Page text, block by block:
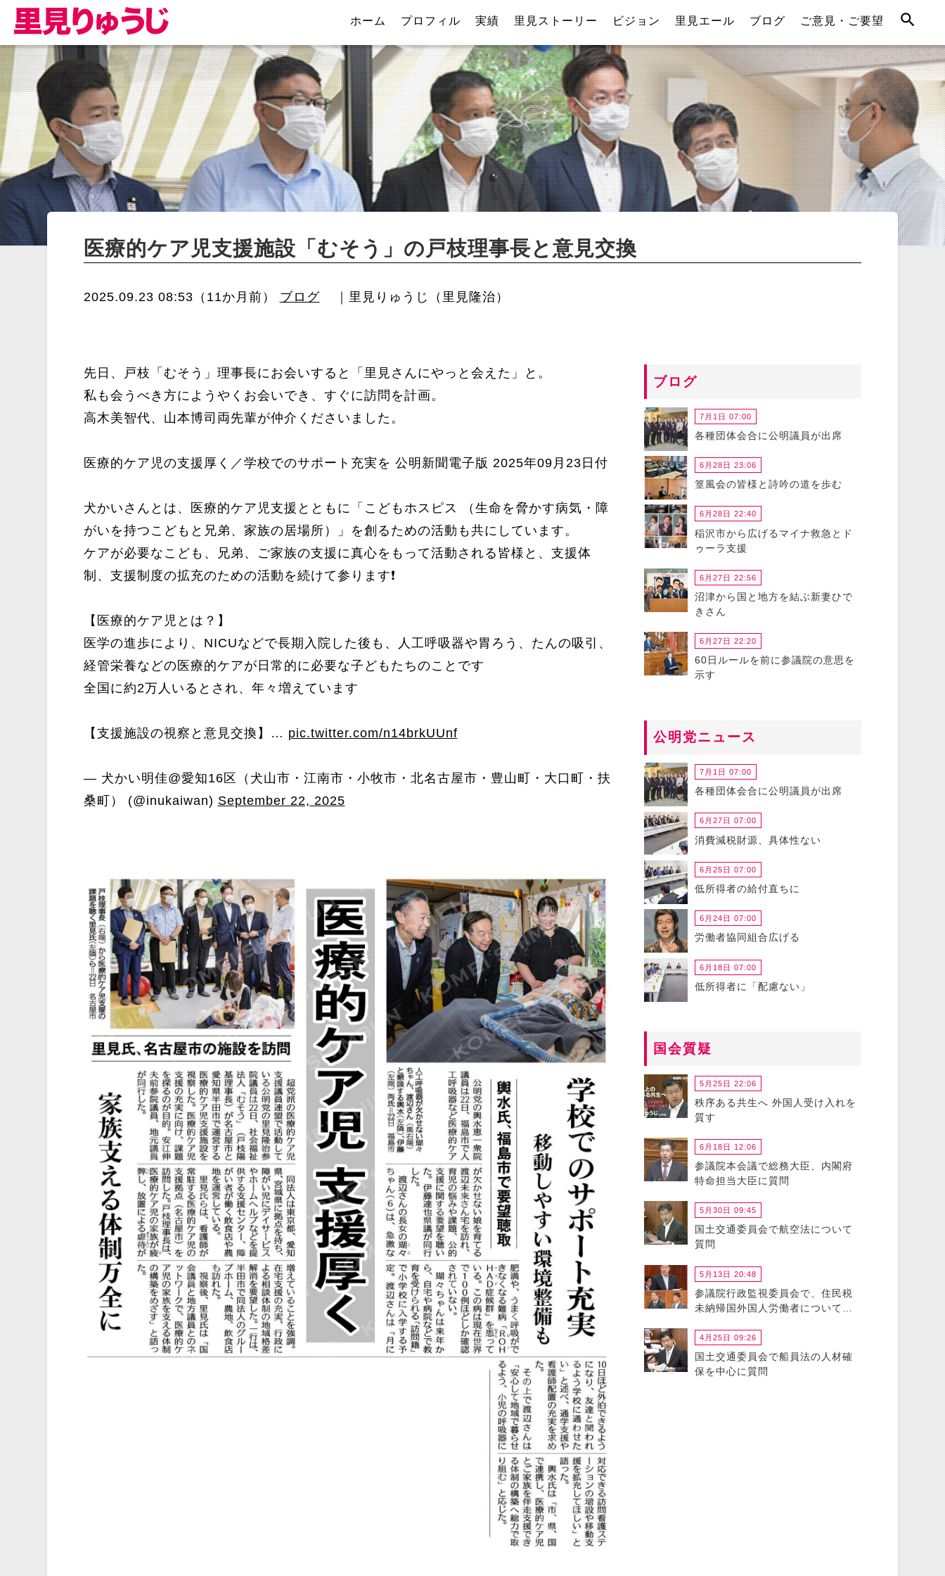
ホーム プロフィル 実績 里見ストーリー ビジョン 里見エール ブログ ご意見・ご要望
医療的ケア児支援施設「むそう」の戸枝理事長と意見交換
2025.09.23 08:53（11か月前） ブログ ｜里見りゅうじ（里見隆治）
先日、戸枝「むそう」理事長にお会いすると「里見さんにやっと会えた」と。
私も会うべき方にようやくお会いでき、すぐに訪問を計画。
高木美智代、山本博司両先輩が仲介くださいました。
医療的ケア児の支援厚く／学校でのサポート充実を 公明新聞電子版 2025年09月23日付
犬かいさんとは、医療的ケア児支援とともに「こどもホスピス （生命を脅かす病気・障
がいを持つこどもと兄弟、家族の居場所）」を創るための活動も共にしています。
ケアが必要なこども、兄弟、ご家族の支援に真心をもって活動される皆様と、支援体
制、支援制度の拡充のための活動を続けて参ります❗️
【医療的ケア児とは？】
医学の進歩により、NICUなどで長期入院した後も、人工呼吸器や胃ろう、たんの吸引、
経管栄養などの医療的ケアが日常的に必要な子どもたちのことです
全国に約2万人いるとされ、年々増えています
【支援施設の視察と意見交換】… pic.twitter.com/n14brkUUnf
— 犬かい明佳@愛知16区（犬山市・江南市・小牧市・北名古屋市・豊山町・大口町・扶
桑町） (@inukaiwan) September 22, 2025
ブログ
7月1日 07:00
各種団体会合に公明議員が出席
6月28日 23:06
篁風会の皆様と詩吟の道を歩む
6月28日 22:40
稲沢市から広げるマイナ救急とド
ゥーラ支援
6月27日 22:56
沼津から国と地方を結ぶ新妻ひで
きさん
6月27日 22:20
60日ルールを前に参議院の意思を
示す
公明党ニュース
7月1日 07:00
各種団体会合に公明議員が出席
6月27日 07:00
消費減税財源、具体性ない
6月25日 07:00
低所得者の給付直ちに
6月24日 07:00
労働者協同組合広げる
6月18日 07:00
低所得者に「配慮ない」
国会質疑
5月25日 22:06
秩序ある共生へ 外国人受け入れを
質す
6月18日 12:06
参議院本会議で総務大臣、内閣府
特命担当大臣に質問
5月30日 09:45
国土交通委員会で航空法について
質問
5月13日 20:48
参議院行政監視委員会で、住民税
未納帰国外国人労働者について政
4月25日 09:26
国土交通委員会で船員法の人材確
保を中心に質問